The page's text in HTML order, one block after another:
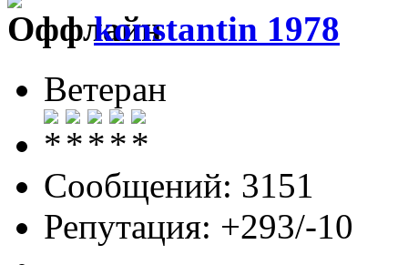
konstantin 1978
Ветеран
Сообщений: 3151
Репутация: +293/-10